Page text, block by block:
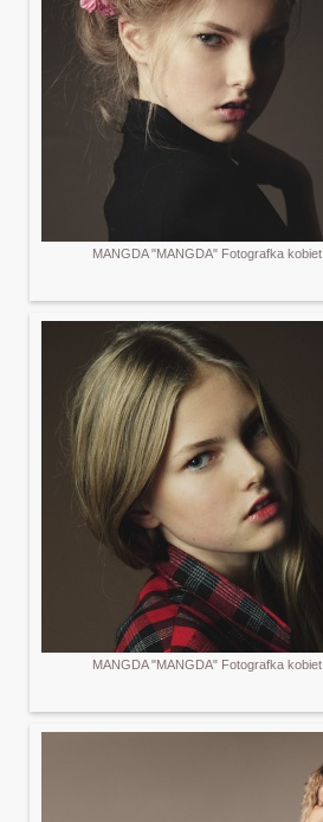
MANGDA "MANGDA" Fotografka kobiet
MANGDA "MANGDA" Fotografka kobiet